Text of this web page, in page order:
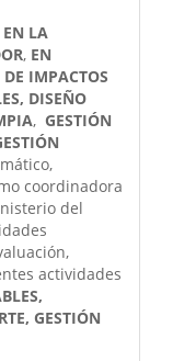
EN LA
, EN
IMPACTOS
DISEÑO
, GESTIÓN
coordinadora
del
actividades
GESTIÓN